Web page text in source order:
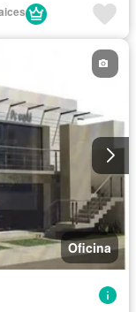
Oficina